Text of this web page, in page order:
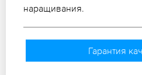
наращивания.
Гарантия